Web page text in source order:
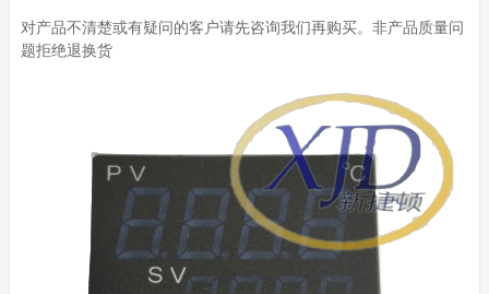
对产品不清楚或有疑问的客户请先咨询我们再购买。非产品质量问
题拒绝退换货